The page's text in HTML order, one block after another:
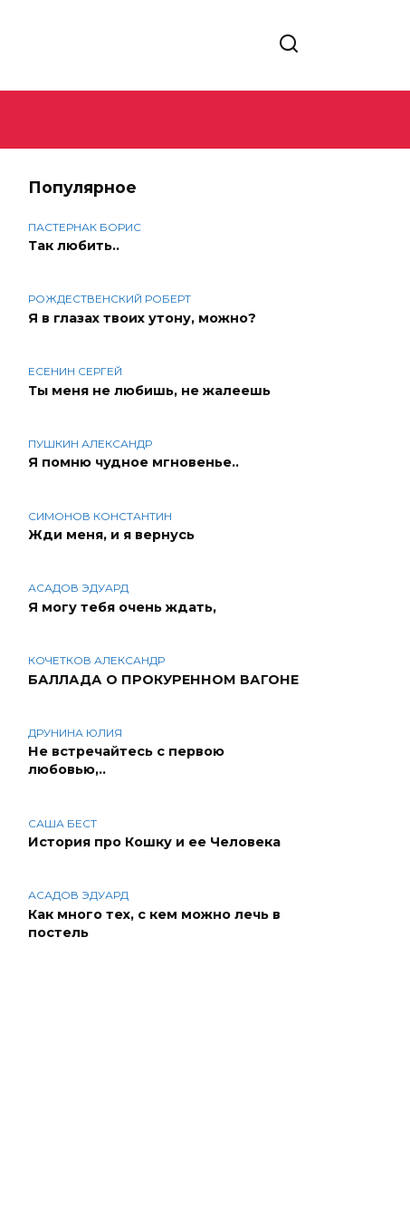
Популярное
ПАСТЕРНАК БОРИС
Так любить..
РОЖДЕСТВЕНСКИЙ РОБЕРТ
Я в глазах твоих утону, можно?
ЕСЕНИН СЕРГЕЙ
Ты меня не любишь, не жалеешь
ПУШКИН АЛЕКСАНДР
Я помню чудное мгновенье..
СИМОНОВ КОНСТАНТИН
Жди меня, и я вернусь
АСАДОВ ЭДУАРД
Я могу тебя очень ждать,
КОЧЕТКОВ АЛЕКСАНДР
БАЛЛАДА О ПРОКУРЕННОМ ВАГОНЕ
ДРУНИНА ЮЛИЯ
Не встречайтесь с первою
любовью,..
САША БЕСТ
История про Кошку и ее Человека
АСАДОВ ЭДУАРД
Как много тех, с кем можно лечь в
постель